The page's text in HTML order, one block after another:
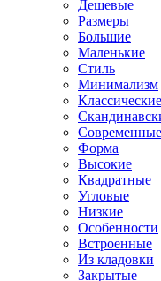
Дешевые
Размеры
Большие
Маленькие
Стиль
Минимализм
Классические
Современные
Форма
Высокие
Квадратные
Угловые
Низкие
Особенности
Встроенные
Из кладовки
Закрытые